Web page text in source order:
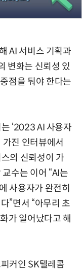
AI 서비스 기획과
변화는 신뢰성 있
점을 둬야 한다는
‘2023 AI 사용자
진 인터뷰에서
의 신뢰성이 가
수는 이어 “AI는
사용자가 완전히
”면서 “아무리 초
가 일어났다고 해
커인 SK텔레콤